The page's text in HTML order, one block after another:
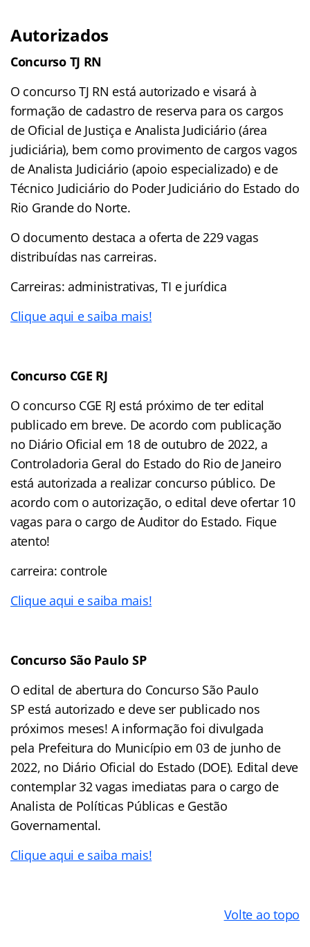
Autorizados
Concurso TJ RN
O concurso TJ RN está autorizado e visará à
formação de cadastro de reserva para os cargos
de Oficial de Justiça e Analista Judiciário (área
judiciária), bem como provimento de cargos vagos
de Analista Judiciário (apoio especializado) e de
Técnico Judiciário do Poder Judiciário do Estado do
Rio Grande do Norte.
O documento destaca a oferta de 229 vagas
distribuídas nas carreiras.
Carreiras: administrativas, TI e jurídica
Clique aqui e saiba mais!
Concurso CGE RJ
O concurso CGE RJ está próximo de ter edital
publicado em breve. De acordo com publicação
no Diário Oficial em 18 de outubro de 2022, a
Controladoria Geral do Estado do Rio de Janeiro
está autorizada a realizar concurso público. De
acordo com o autorização, o edital deve ofertar 10
vagas para o cargo de Auditor do Estado. Fique
atento!
carreira: controle
Clique aqui e saiba mais!
Concurso São Paulo SP
O edital de abertura do Concurso São Paulo
SP está autorizado e deve ser publicado nos
próximos meses! A informação foi divulgada
pela Prefeitura do Município em 03 de junho de
2022, no Diário Oficial do Estado (DOE). Edital deve
contemplar 32 vagas imediatas para o cargo de
Analista de Políticas Públicas e Gestão
Governamental.
Clique aqui e saiba mais!
Volte ao topo